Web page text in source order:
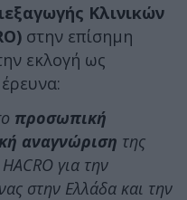
Κλινικών
στην επίσημη
εκλογή ως
προσωπική
αναγνώριση της
για την
στην Ελλάδα και την